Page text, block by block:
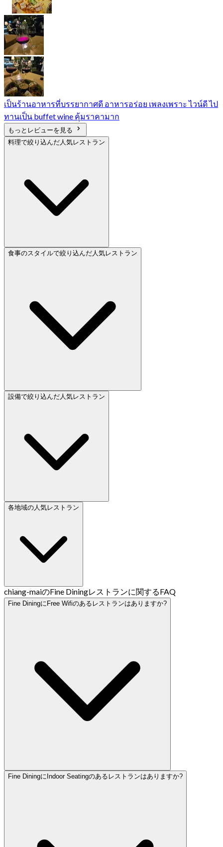
เป็นร้านอาหารที่บรรยากาศดี อาหารอร่อย เพลงเพราะ ไวน์ดี ไป
ทานเป็น buffet wine คุ้มราคามาก
もっとレビューを見る
料理で絞り込んだ人気レストラン
食事のスタイルで絞り込んだ人気レストラン
設備で絞り込んだ人気レストラン
各地域の人気レストラン
chiang-maiのFine Diningレストランに関するFAQ
Fine DiningにFree Wifiのあるレストランはありますか?
Fine DiningにIndoor Seatingのあるレストランはありますか?